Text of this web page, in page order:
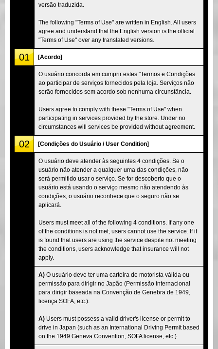
Tokyo Shibuya Annex
Tokyo Asakusa Osaka
Okinawa
versão traduzida.
The following "Terms of Use" are written in English. All users
agree and understand that the English version is the official
"Terms of Use" over any translated versions.
01 [Acordo]
O usuário concorda em cumprir estes "Termos e Condições
ao participar de serviços fornecidos pela loja. Serviços não
serão fornecidos sem acordo sob nenhuma circunstância.
Users agree to comply with these "Terms of Use" when
participating in services provided by the store. Under no
circumstances will services be provided without agreement.
02 [Condições do Usuário / User Condition]
O usuário deve atender às seguintes 4 condições. Se o
usuário não atender a qualquer uma das condições, não
será permitido usar o serviço. Se for descoberto que o
usuário está usando o serviço mesmo não atendendo às
condições, o usuário reconhece que o seguro não se
aplicará.
Users must meet all of the following 4 conditions. If any one
of the conditions is not met, users cannot use the service. If it
is found that users are using the service despite not meeting
the conditions, users acknowledge that insurance will not
apply.
A) O usuário deve ter uma carteira de motorista válida ou
permissão para dirigir no Japão (Permissão internacional
para dirigir baseada na Convenção de Genebra de 1949,
licença SOFA, etc.).
A) Users must possess a valid driver's license or permit to
drive in Japan (such as an International Driving Permit based
on the 1949 Geneva Convention, SOFA license, etc.).